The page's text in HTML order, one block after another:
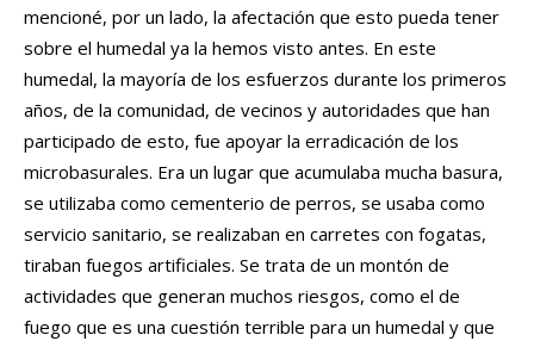
mencioné, por un lado, la afectación que esto pueda tener
sobre el humedal ya la hemos visto antes. En este
humedal, la mayoría de los esfuerzos durante los primeros
años, de la comunidad, de vecinos y autoridades que han
participado de esto, fue apoyar la erradicación de los
microbasurales. Era un lugar que acumulaba mucha basura,
se utilizaba como cementerio de perros, se usaba como
servicio sanitario, se realizaban en carretes con fogatas,
tiraban fuegos artificiales. Se trata de un montón de
actividades que generan muchos riesgos, como el de
fuego que es una cuestión terrible para un humedal y que